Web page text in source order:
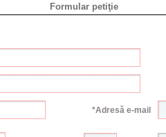
Formular petiţie
*Adresă e-mail